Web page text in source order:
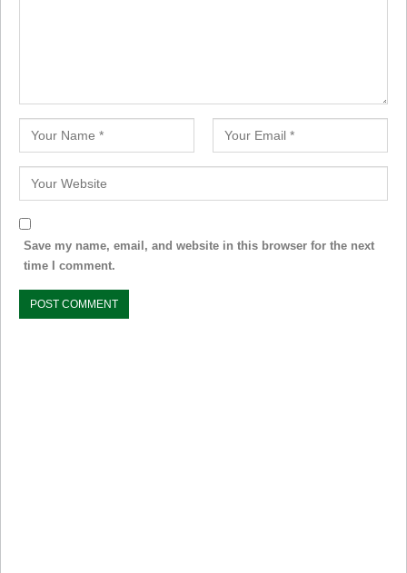
Save my name, email, and website in this browser for the next
time I comment.